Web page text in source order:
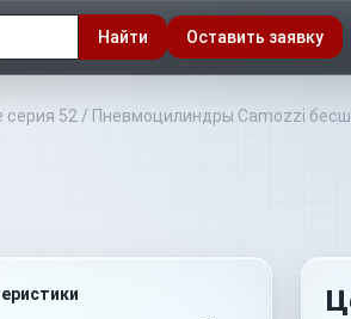
Найти Оставить заявку
52 / Пневмоцилиндры Camozzi